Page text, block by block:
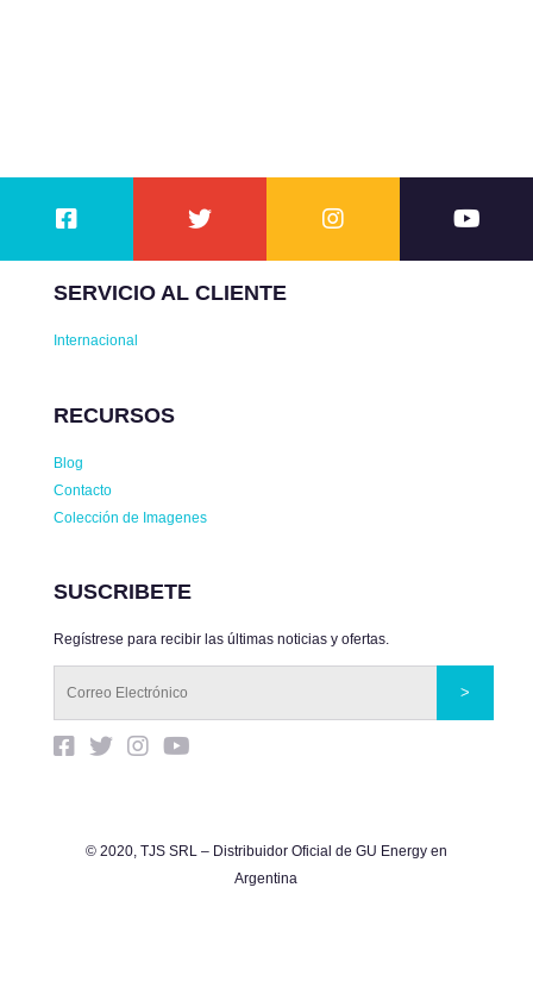
SERVICIO AL CLIENTE
Internacional
RECURSOS
Blog
Contacto
Colección de Imagenes
SUSCRIBETE
Regístrese para recibir las últimas noticias y ofertas.
© 2020, TJS SRL – Distribuidor Oficial de GU Energy en
Argentina